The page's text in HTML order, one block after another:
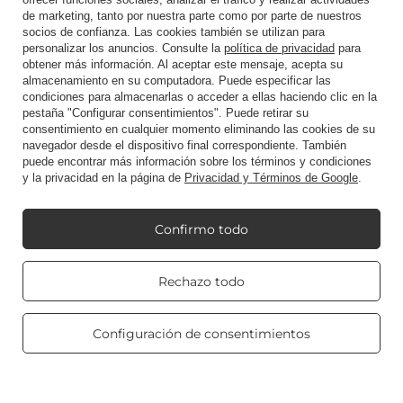
dirección (no recomendado)
Contacto
Cuenta
Reglamento
Mi Candle World
Información del producto
de marketing, tanto por nuestra parte como por parte de nuestros
socios de confianza. Las cookies también se utilizan para
personalizar los anuncios. Consulte la política de privacidad para
obtener más información. Al aceptar este mensaje, acepta su
almacenamiento en su computadora. Puede especificar las
condiciones para almacenarlas o acceder a ellas haciendo clic en la
pestaña "Configurar consentimientos". Puede retirar su
consentimiento en cualquier momento eliminando las cookies de su
navegador desde el dispositivo final correspondiente. También
puede encontrar más información sobre los términos y condiciones
y la privacidad en la página de Privacidad y Términos de Google.
Rechazo todo
Configuración de consentimientos
Confirmo todo